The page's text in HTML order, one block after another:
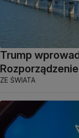
Trump
ZE ŚWIATA